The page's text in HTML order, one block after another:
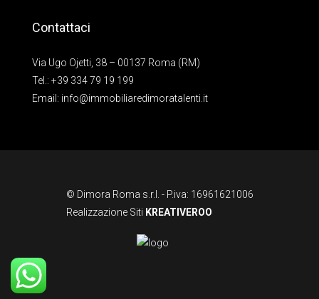
Contattaci
Via Ugo Ojetti, 38 – 00137 Roma (RM)
Tel.: +39 334 79 19 199
Email: info@immobiliaredimoratalenti.it
© Dimora Roma s.r.l. - P.iva: 16961621006
Realizzazione Siti KREATIVEROO